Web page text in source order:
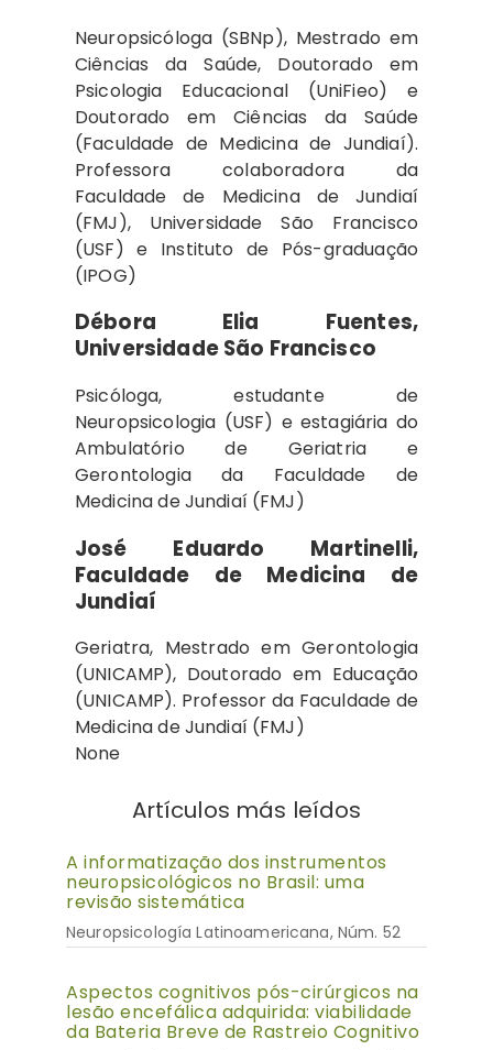
Neuropsicóloga (SBNp), Mestrado em
Ciências da Saúde, Doutorado em
Psicologia Educacional (UniFieo) e
Doutorado em Ciências da Saúde
(Faculdade de Medicina de Jundiaí).
Professora colaboradora da
Faculdade de Medicina de Jundiaí
(FMJ), Universidade São Francisco
(USF) e Instituto de Pós-graduação
(IPOG)
Débora Elia Fuentes,
Universidade São Francisco
Psicóloga, estudante de
Neuropsicologia (USF) e estagiária do
Ambulatório de Geriatria e
Gerontologia da Faculdade de
Medicina de Jundiaí (FMJ)
José Eduardo Martinelli,
Faculdade de Medicina de
Jundiaí
Geriatra, Mestrado em Gerontologia
(UNICAMP), Doutorado em Educação
(UNICAMP). Professor da Faculdade de
Medicina de Jundiaí (FMJ)
None
Artículos más leídos
A informatização dos instrumentos
neuropsicológicos no Brasil: uma
revisão sistemática
Neuropsicología Latinoamericana, Núm. 52
Aspectos cognitivos pós-cirúrgicos na
lesão encefálica adquirida: viabilidade
da Bateria Breve de Rastreio Cognitivo